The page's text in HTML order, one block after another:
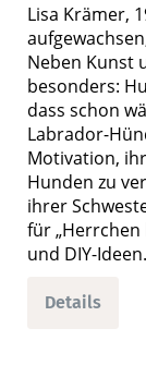
Lisa Krämer,
Neben Kunst
besonders:
dass schon
Labrador-
Motivation,
Hunden zu
ihrer
für „Herrchen
und DIY-Ideen.
Details